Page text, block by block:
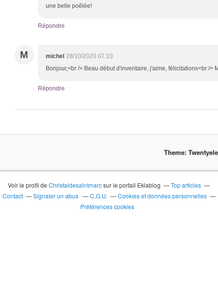
une belle poêlée!
Répondre
M michel 28/10/2020 07:10
Bonjour,<br /> Beau début d'inventaire, j'aime, félicitations<br />
Répondre
Theme:
Voir le profil deChristaldesaintmarcsur le portail Eklablog
Top articles
Contact
Signaler un abus C.G.U.
Cookies et données personnelles
Préférences cookies